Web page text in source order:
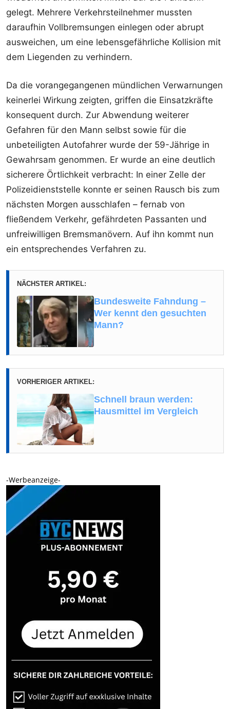
gelegt. Mehrere Verkehrsteilnehmer mussten
daraufhin Vollbremsungen einlegen oder abrupt
ausweichen, um eine lebensgefährliche Kollision mit
dem Liegenden zu verhindern.
Da die vorangegangenen mündlichen Verwarnungen
keinerlei Wirkung zeigten, griffen die Einsatzkräfte
konsequent durch. Zur Abwendung weiterer
Gefahren für den Mann selbst sowie für die
unbeteiligten Autofahrer wurde der 59-Jährige in
Gewahrsam genommen. Er wurde an eine deutlich
sicherere Örtlichkeit verbracht: In einer Zelle der
Polizeidienststelle konnte er seinen Rausch bis zum
nächsten Morgen ausschlafen – fernab von
fließendem Verkehr, gefährdeten Passanten und
unfreiwilligen Bremsmanövern. Auf ihn kommt nun
ein entsprechendes Verfahren zu.
NÄCHSTER ARTIKEL:
Bundesweite Fahndung –
Wer kennt den gesuchten
Mann?
VORHERIGER ARTIKEL:
Schnell braun werden:
Hausmittel im Vergleich
-Werbeanzeige-